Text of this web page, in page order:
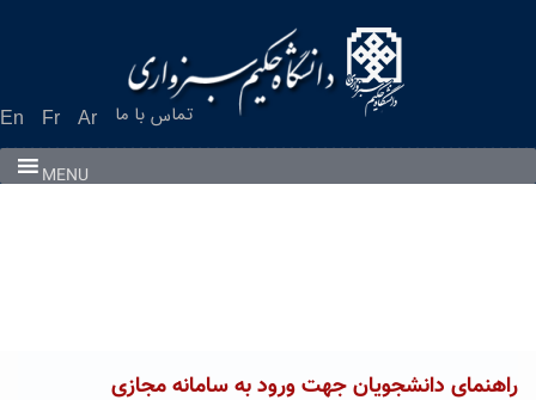
En Fr Ar تماس با ما
MENU
راهنمای دانشجویان جهت ورود به سامانه مجازی